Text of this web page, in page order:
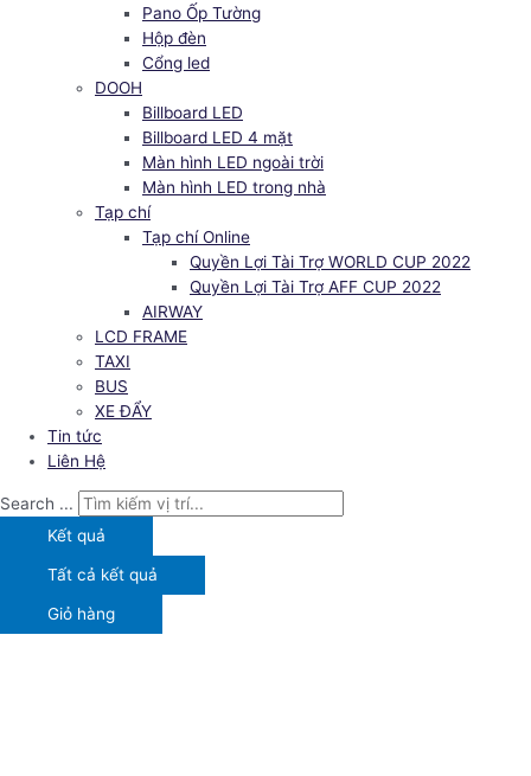
Pano Ốp Tường
Hộp đèn
Cổng led
DOOH
Billboard LED
Billboard LED 4 mặt
Màn hình LED ngoài trời
Màn hình LED trong nhà
Tạp chí
Tạp chí Online
Quyền Lợi Tài Trợ WORLD CUP 2022
Quyền Lợi Tài Trợ AFF CUP 2022
AIRWAY
LCD FRAME
TAXI
BUS
XE ĐẨY
Tin tức
Liên Hệ
Search ...
Kết quả
Tất cả kết quả
Giỏ hàng